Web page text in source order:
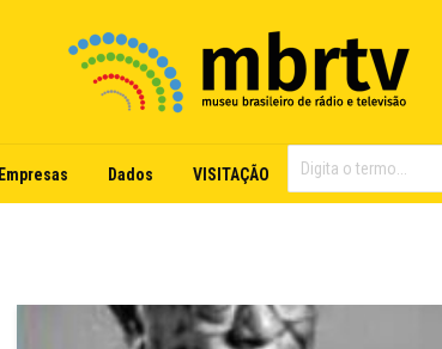
Empresas Dados VISITAÇÃO